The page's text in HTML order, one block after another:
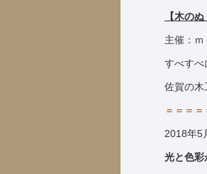
【木の
主催：
すべすべ
佐賀の木
＝＝＝
2018年5
光と色彩